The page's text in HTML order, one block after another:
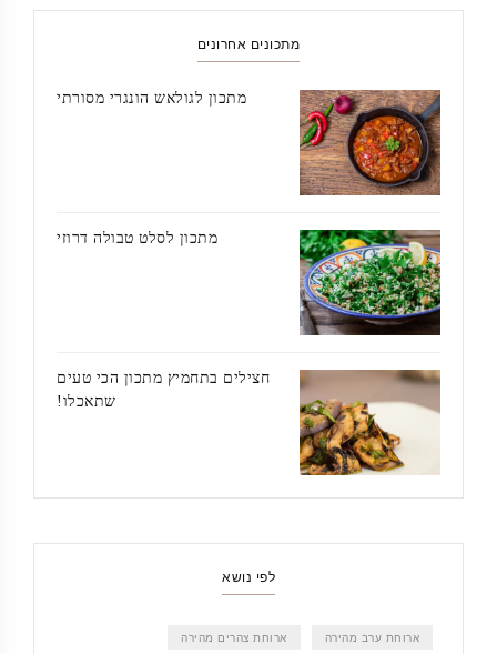
מתכונים אחרונים
מתכון לגולאש הונגרי מסורתי
מתכון לסלט טבולה דרוזי
חצילים בתחמיץ מתכון הכי טעים
שתאכלו!
לפי נושא
ארוחת ערב מהירה ארוחת צהרים מהירה